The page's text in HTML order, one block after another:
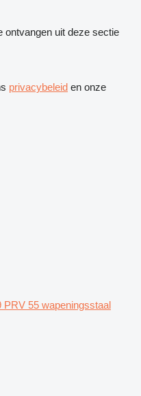
ontvangen uit deze sectie
privacybeleid en onze
PRV 55 wapeningsstaal